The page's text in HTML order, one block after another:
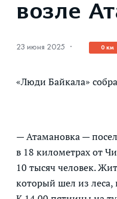
возле
23 июня 2025 · 0 км
«Люди Байкала»
— Атамановка —
в 18 километрах от
10 тысяч человек.
который шел из